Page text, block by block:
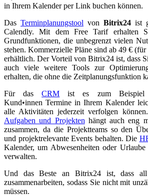
in Ihrem Kalender per Link buchen können.
Das Terminplanungstool von Bitrix24 ist
Calendly. Mit dem Free Tarif erhalten
Grundfunktionen, die unbegrenzt vielen
stehen. Kommerzielle Pläne sind ab 49 €
erhältlich. Der Vorteil von Bitrix24 ist, dass
auch viele weitere Tools zur
erhalten, die ohne die Zeitplanungsfunktion
Für dasCRM ist es zum Beispiel
Kund•innen Termine in Ihrem Kalender
alle Aktivitäten jederzeit verfolgen
Aufgaben und Projekten hängt auch eng
zusammen, da die Projektteams so den
und projektrelevante Events behalten. Die
Kalender, um Abwesenheiten oder
verwalten.
Und das Beste an Bitrix24 ist, dass all
zusammenarbeiten, sodass Sie nicht mit
müssen.